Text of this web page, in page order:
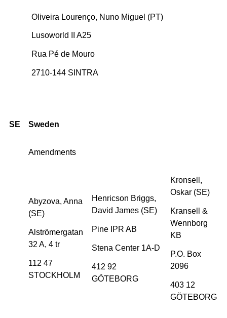
Oliveira Lourenço, Nuno Miguel (PT)
Lusoworld II A25
Rua Pé de Mouro
2710-144 SINTRA
SE Sweden
Amendments
Abyzova, Anna
(SE)
Alströmergatan
32 A, 4 tr
112 47
STOCKHOLM
Henricson Briggs,
David James (SE)
Pine IPR AB
Stena Center 1A-D
412 92
GÖTEBORG
Kronsell,
Oskar (SE)
Kransell &
Wennborg
KB
P.O. Box
2096
403 12
GÖTEBORG